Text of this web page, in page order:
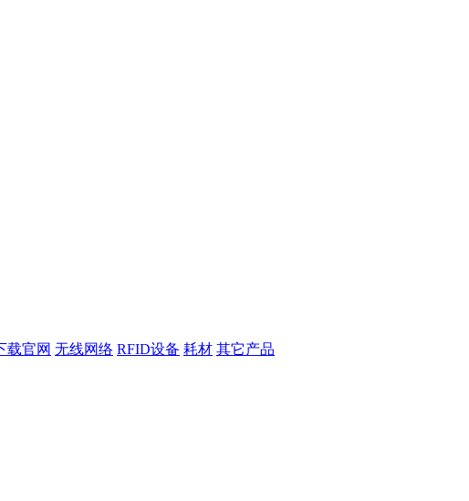
载官网 无线网络 RFID设备 耗材 其它产品